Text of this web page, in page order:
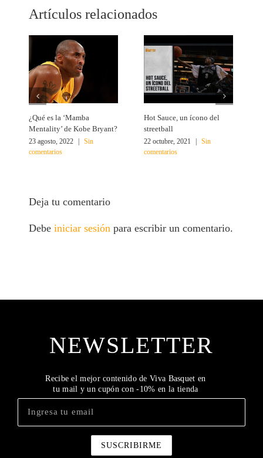
Artículos relacionados
¿Qué es la ‘Mamba
Mentality’ de Kobe Bryant?
23 agosto, 2022
Sin
comentarios
Hot Sauce, un ícono del
streetball
22 octubre, 2021
Sin
comentarios
Deja tu comentario
Debeiniciar sesiónpara escribir un comentario.
NEWSLETTER
Recibe el mejor contenido de Viva Basquet en
tu mail y un cupón con -10% en la tienda